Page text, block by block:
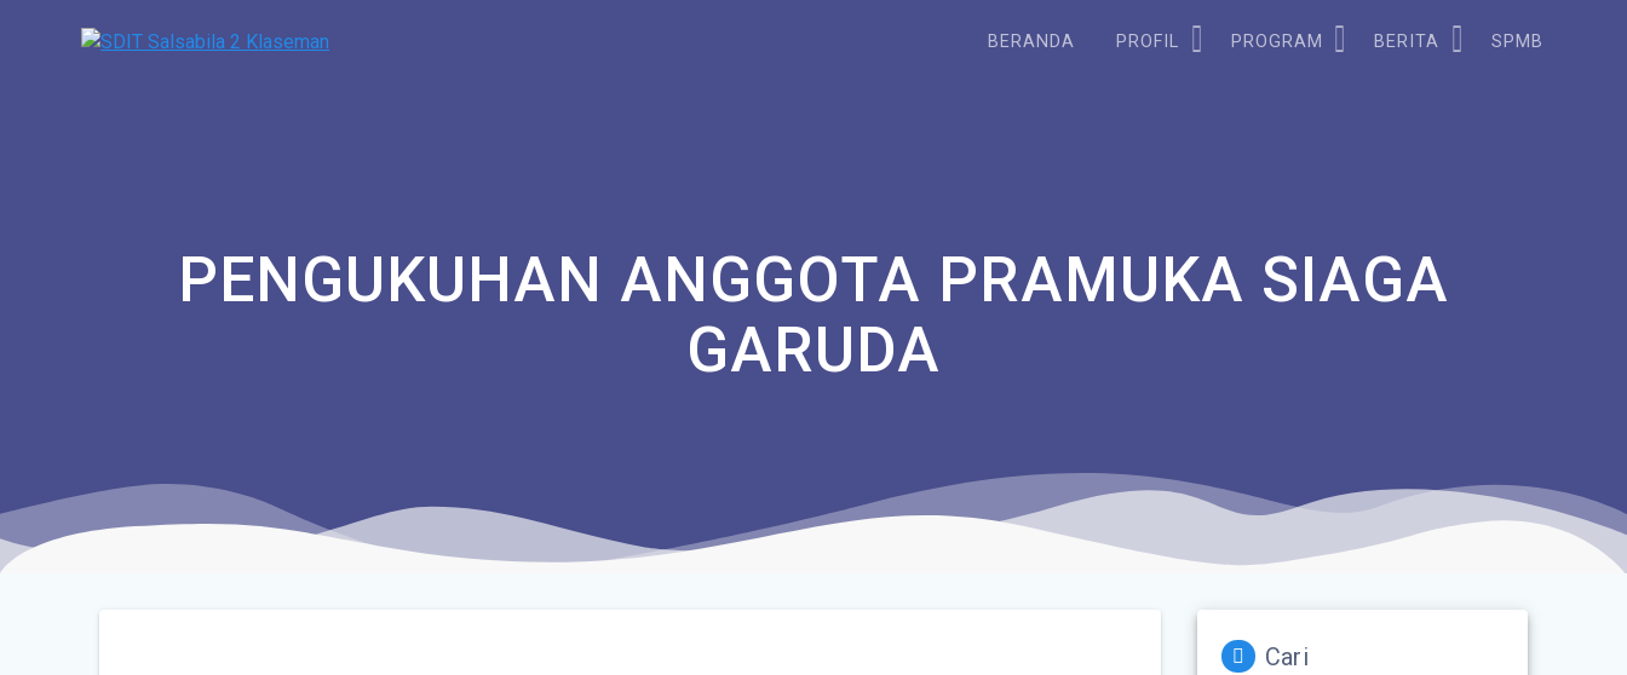
BERANDA PROFIL PROGRAM BERITA SPMB
PENGUKUHAN ANGGOTA PRAMUKA SIAGA
GARUDA
Cari